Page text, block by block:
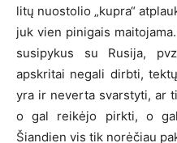
litų nuostolio „kupra“
juk vien pinigais
susipykus su Rusija,
apskritai negali dirbti,
yra ir neverta svarstyti, ar
o gal reikėjo pirkti, o
Šiandien vis tik norėčiau